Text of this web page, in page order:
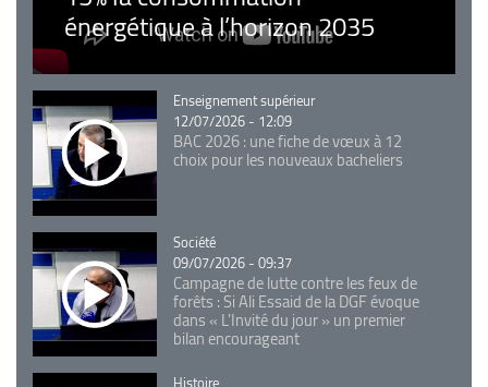
énergétique à l’horizon 2035
Catégorie
Enseignement supérieur
12/07/2026 - 12:09
BAC 2026 : une fiche de vœux à 12
choix pour les nouveaux bacheliers
Catégorie
Société
09/07/2026 - 09:37
Campagne de lutte contre les feux de
forêts : Si Ali Essaid de la DGF évoque
dans « L'Invité du jour » un premier
bilan encourageant